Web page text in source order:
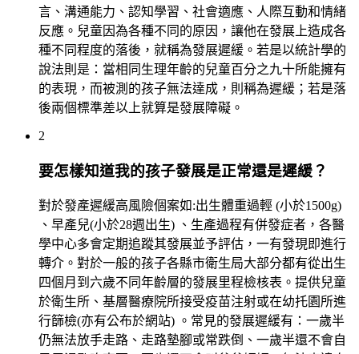
言、溝通能力、認知學習、社會適應、人際互動和情緒
反應。兒童因為各種不同的原因，讓他在發展上造成各
種不同程度的落後，就稱為發展遲緩。若是以統計學的
說法則是：當相同生理年齡的兒童百分之九十所能擁有
的表現，而被測的孩子無法達成，則稱為遲緩；若是落
後兩個標準差以上就算是發展障礙。
2
要怎樣知道我的孩子發展是正常還是遲緩？
對於發產遲緩高風險個案如:出生體重過輕 (小於1500g)
、早產兒(小於28週出生) 、生產過程有併發症者，各醫
學中心多會定期追蹤其發展並予評估，一有發現即進行
轉介。對於一般的孩子各縣市衛生局大部分都有從出生
四個月到六歲不同年齡層的發展里程檢核表。提供兒童
於衛生所、基層醫療院所接受疫苗注射或在幼托園所進
行篩檢(亦有公布於網站) 。常見的發展遲緩有：一歲半
仍無法放手走路、走路墊腳或常跌倒、一歲半還不會自